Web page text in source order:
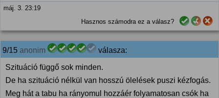
máj. 3. 23:19
Hasznos számodra ez a válasz?
9/15 anonim válasza:
Szituáció függő sok minden.
De ha szituáció nélkül van hosszú ölelések puszi kézfogás.
Meg hát a tabu ha rányomul hozzáér folyamatosan csók ha